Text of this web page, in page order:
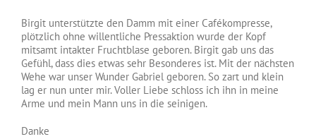
Birgit unterstützte den Damm mit einer Cafékompresse,
plötzlich ohne willentliche Pressaktion wurde der Kopf
mitsamt intakter Fruchtblase geboren. Birgit gab uns das
Gefühl, dass dies etwas sehr Besonderes ist. Mit der nächsten
Wehe war unser Wunder Gabriel geboren. So zart und klein
lag er nun unter mir. Voller Liebe schloss ich ihn in meine
Arme und mein Mann uns in die seinigen.
Danke